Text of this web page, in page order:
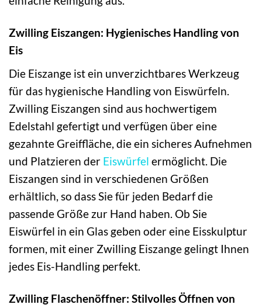
Zwilling Eiszangen: Hygienisches Handling von
Eis
Die Eiszange ist ein unverzichtbares Werkzeug
für das hygienische Handling von Eiswürfeln.
Zwilling Eiszangen sind aus hochwertigem
Edelstahl gefertigt und verfügen über eine
gezahnte Greiffläche, die ein sicheres Aufnehmen
und Platzieren der Eiswürfel ermöglicht. Die
Eiszangen sind in verschiedenen Größen
erhältlich, so dass Sie für jeden Bedarf die
passende Größe zur Hand haben. Ob Sie
Eiswürfel in ein Glas geben oder eine Eisskulptur
formen, mit einer Zwilling Eiszange gelingt Ihnen
jedes Eis-Handling perfekt.
Zwilling Flaschenöffner: Stilvolles Öffnen von